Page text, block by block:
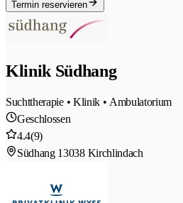
Termin reservieren
Klinik Südhang
Suchttherapie • Klinik • Ambulatorium
Geschlossen
4.4(9)
Südhang 13038 Kirchlindach